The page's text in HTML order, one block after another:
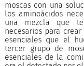
moscas con una
los aminoácidos
una mezcla que
necesarios para
esenciales que el
tercer grupo de
esenciales de la